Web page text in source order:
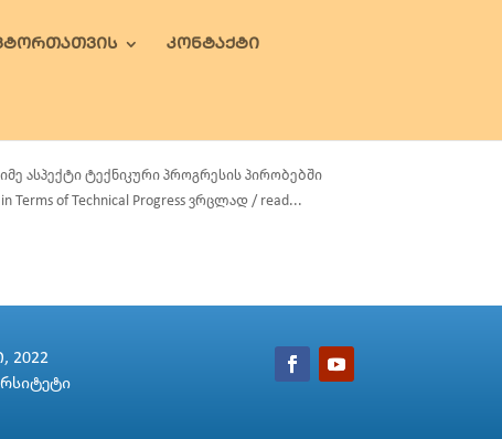
ᲙᲝᲜᲢᲐᲥᲢᲘ
ასპექტი ტექნიკური პროგრესის პირობებში
Terms of Technical Progress ვრცლად / read...